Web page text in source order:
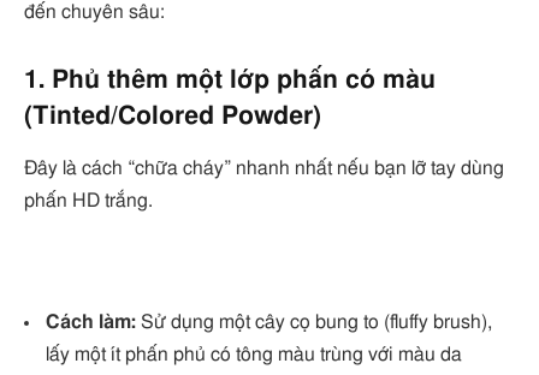
đến chuyên sâu:
1. Phủ thêm một lớp phấn có màu
(Tinted/Colored Powder)
Đây là cách “chữa cháy” nhanh nhất nếu bạn lỡ tay dùng
phấn HD trắng.
Cách làm: Sử dụng một cây cọ bung to (fluffy brush),
lấy một ít phấn phủ có tông màu trùng với màu da